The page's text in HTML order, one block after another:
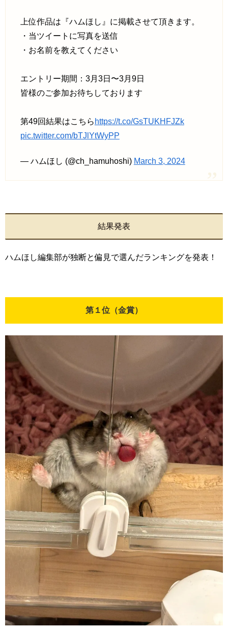
上位作品は『ハムほし』に掲載させて頂きます。
・当ツイートに写真を送信
・お名前を教えてください
エントリー期間：3月3日〜3月9日
皆様のご参加お待ちしております
第49回結果はこちら https://t.co/GsTUKHFJZk
pic.twitter.com/bTJlYtWyPP
— ハムほし (@ch_hamuhoshi) March 3, 2024
結果発表
ハムほし編集部が独断と偏見で選んだランキングを発表！
第１位（金賞）